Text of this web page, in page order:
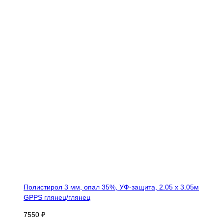
Полистирол 3 мм, опал 35%, УФ-защита, 2.05 х 3.05м
GPPS глянец/глянец
7550 ₽